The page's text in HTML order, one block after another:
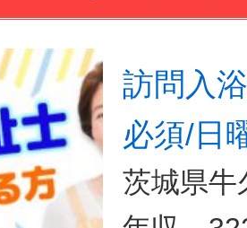
訪問入
必須/日
茨城県